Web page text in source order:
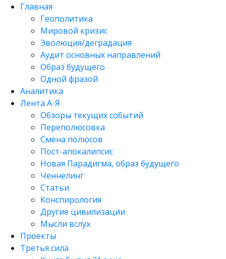
Главная
Геополитика
Мировой кризис
Эволюция/деградация
Аудит основных направлений
Образ будущего
Одной фразой
Аналитика
Лента А-Я
Обзоры текущих событий
Переполюсовка
Смена полюсов
Пост-апокалипсис
Новая Парадигма, образ будущего
Ченнелинг
Статьи
Конспирология
Другие цивилизации
Мысли вслух
Проекты
Третья сила